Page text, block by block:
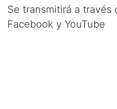
Se transmitirá a través
Facebook y YouTube